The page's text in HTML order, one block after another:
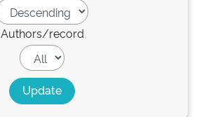
Authors/record